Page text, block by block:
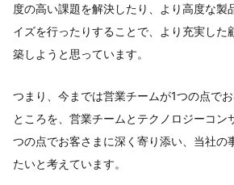
度の高い課題を解決したり、より高度な製
イズを行ったりすることで、より充実した
築しようと思っています。
つまり、今までは営業チームが1つの点で
ところを、営業チームとテクノロジーコン
つの点でお客さまに深く寄り添い、当社の
たいと考えています。